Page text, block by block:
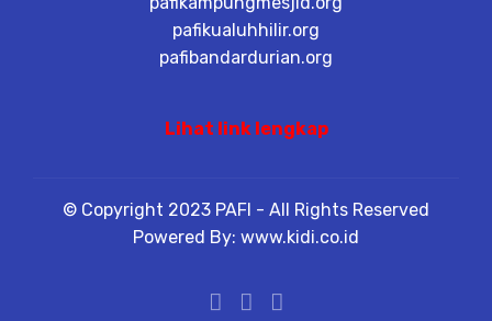
pafikualuhhilir.org
pafibandardurian.org
Lihat link lengkap
© Copyright 2023 PAFI - All Rights Reserved
Powered By: www.kidi.co.id